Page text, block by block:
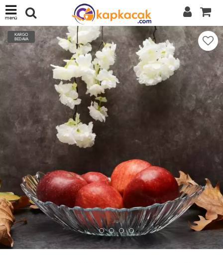
menü
KARGO
BEDAVA